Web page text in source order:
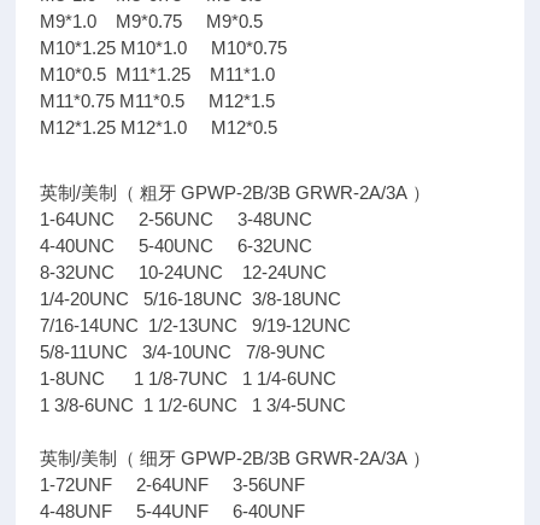
M9*1.0 M9*0.75 M9*0.5
M10*1.25 M10*1.0 M10*0.75
M10*0.5 M11*1.25 M11*1.0
M11*0.75 M11*0.5 M12*1.5
M12*1.25 M12*1.0 M12*0.5
英制/美制（ 粗牙 GPWP-2B/3B GRWR-2A/3A ）
1-64UNC 2-56UNC 3-48UNC
4-40UNC 5-40UNC 6-32UNC
8-32UNC 10-24UNC 12-24UNC
1/4-20UNC 5/16-18UNC 3/8-18UNC
7/16-14UNC 1/2-13UNC 9/19-12UNC
5/8-11UNC 3/4-10UNC 7/8-9UNC
1-8UNC 1 1/8-7UNC 1 1/4-6UNC
1 3/8-6UNC 1 1/2-6UNC 1 3/4-5UNC
英制/美制（ 细牙 GPWP-2B/3B GRWR-2A/3A ）
1-72UNF 2-64UNF 3-56UNF
4-48UNF 5-44UNF 6-40UNF